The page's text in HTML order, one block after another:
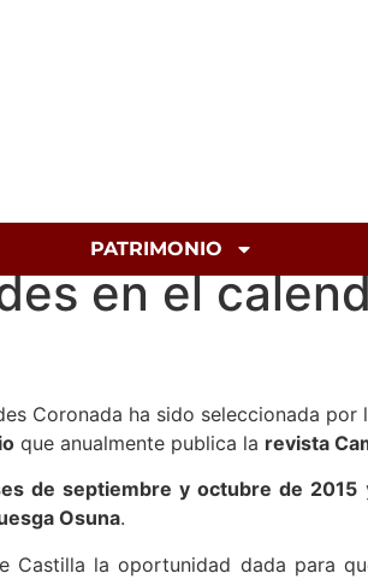
PATRIMONIO
en el
Coronada ha sido seleccionada por
que anualmente publica la revista
de septiembre y octubre de 2015
Osuna.
Castilla la oportunidad dada para